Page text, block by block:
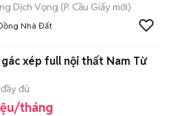
Dịch Vọng (P. Cầu Giấy mới)
Nhà Đất
xép full nội thất Nam Từ
đủ
tháng